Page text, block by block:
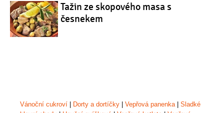
Tažin ze skopového masa s
česnekem
Vánoční cukroví Dorty a dortíčky Vepřová panenka| Sladké